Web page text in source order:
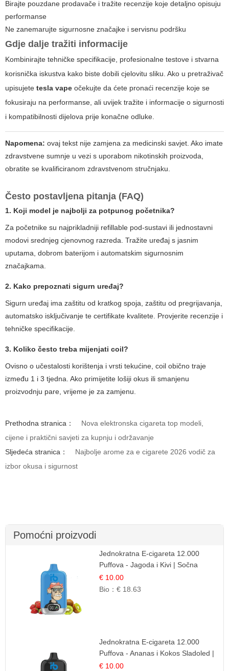
Birajte pouzdane prodavače i tražite recenzije koje detaljno opisuju
performanse
Ne zanemarujte sigurnosne značajke i servisnu podršku
Gdje dalje tražiti informacije
Kombinirajte tehničke specifikacije, profesionalne testove i stvarna
korisnička iskustva kako biste dobili cjelovitu sliku. Ako u pretraživač
upisujete tesla vape očekujte da ćete pronaći recenzije koje se
fokusiraju na performanse, ali uvijek tražite i informacije o sigurnosti
i kompatibilnosti dijelova prije konačne odluke.
Napomena: ovaj tekst nije zamjena za medicinski savjet. Ako imate
zdravstvene sumnje u vezi s uporabom nikotinskih proizvoda,
obratite se kvalificiranom zdravstvenom stručnjaku.
Često postavljena pitanja (FAQ)
1. Koji model je najbolji za potpunog početnika?
Za početnike su najprikladniji refillable pod-sustavi ili jednostavni
modovi srednjeg cjenovnog razreda. Tražite uređaj s jasnim
uputama, dobrom baterijom i automatskim sigurnosnim
značajkama.
2. Kako prepoznati sigurn uređaj?
Sigurn uređaj ima zaštitu od kratkog spoja, zaštitu od pregrijavanja,
automatsko isključivanje te certifikate kvalitete. Provjerite recenzije i
tehničke specifikacije.
3. Koliko često treba mijenjati coil?
Ovisno o učestalosti korištenja i vrsti tekućine, coil obično traje
između 1 i 3 tjedna. Ako primijetite lošiji okus ili smanjenu
proizvodnju pare, vrijeme je za zamjenu.
Prethodna stranica：
Nova elektronska cigareta top modeli,
cijene i praktični savjeti za kupnju i održavanje
Sljedeća stranica：
Najbolje arome za e cigarete 2026 vodič za
izbor okusa i sigurnost
Pomoćni proizvodi
Jednokratna E-cigareta 12.000
Puffova - Jagoda i Kivi | Sočna
Voćna Kombinacija
€ 10.00
Bio：€ 18.63
Jednokratna E-cigareta 12.000
Puffova - Ananas i Kokos Sladoled |
Tropski Desert
€ 10.00